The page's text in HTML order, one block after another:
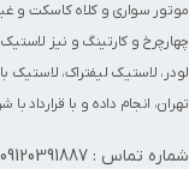
موتور سواری و کلاه کاسکت و
چهارچرخ وکارتینگ و نیز
لودر ، لاستیک لیفتراک، لاستیک
تهران، انجام داده و با
شماره تماس : 09120391887